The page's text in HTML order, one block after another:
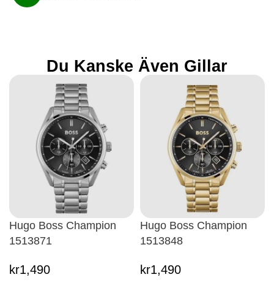
Du Kanske Även Gillar
Hugo Boss Champion
1513871
kr1,490
Hugo Boss Champion
1513848
kr1,490